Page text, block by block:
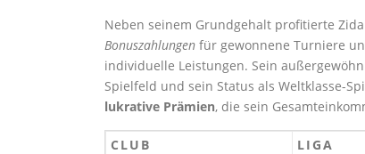
Neben seinem Grundgehalt profitierte
Bonuszahlungen für gewonnene Turniere
individuelle Leistungen. Sein
Spielfeld und sein Status als Weltklasse-
lukrative Prämien, die sein
CLUB LIGA